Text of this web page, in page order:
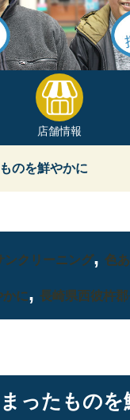
店舗情報
のを鮮やかに
ンクリーニング, 色
に, 長崎県西彼杵
ったものを